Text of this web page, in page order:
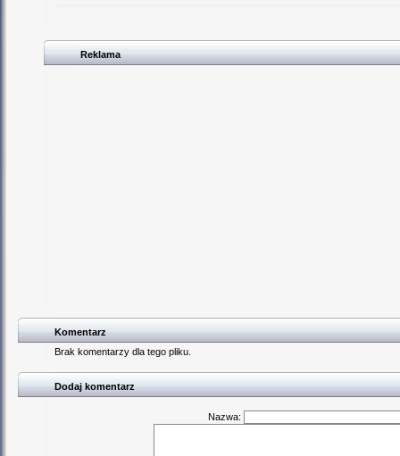
Reklama
Komentarz
Brak komentarzy dla tego pliku.
Dodaj komentarz
Nazwa: